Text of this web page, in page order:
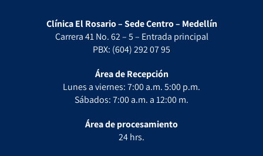
Clínica El Rosario – Sede Centro – Medellín
Carrera 41 No. 62 – 5 – Entrada principal
PBX: (604) 292 07 95
Área de Recepción
Lunes a viernes: 7:00 a.m. 5:00 p.m.
Sábados: 7:00 a.m. a 12:00 m.
Área de procesamiento
24 hrs.